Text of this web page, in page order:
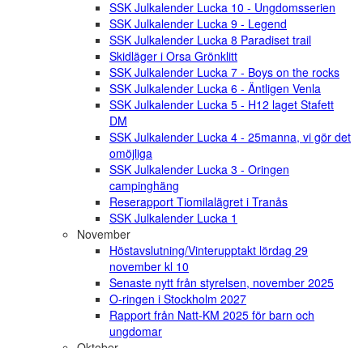
SSK Julkalender Lucka 10 - Ungdomsserien
SSK Julkalender Lucka 9 - Legend
SSK Julkalender Lucka 8 Paradiset trail
Skidläger i Orsa Grönklitt
SSK Julkalender Lucka 7 - Boys on the rocks
SSK Julkalender Lucka 6 - Äntligen Venla
SSK Julkalender Lucka 5 - H12 laget Stafett
DM
SSK Julkalender Lucka 4 - 25manna, vi gör det
omöjliga
SSK Julkalender Lucka 3 - Oringen
campinghäng
Reserapport Tiomilalägret i Tranås
SSK Julkalender Lucka 1
November
Höstavslutning/Vinterupptakt lördag 29
november kl 10
Senaste nytt från styrelsen, november 2025
O-ringen i Stockholm 2027
Rapport från Natt-KM 2025 för barn och
ungdomar